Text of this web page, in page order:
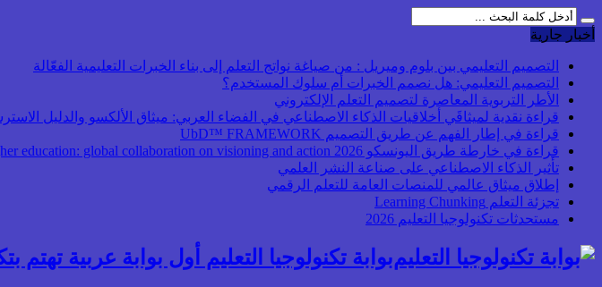
أخبار جارية
التصميم التعليمي بين بلوم وميريل : من صياغة نواتج التعلم إلى بناء الخبرات التعليمية الفعّالة
التصميم التعليمي: هل نصمم الخبرات أم سلوك المستخدم؟
الأطر التربوية المعاصرة لتصميم التعلم الإلكتروني
قراءة نقدية لميثاقَي أخلاقيات الذكاء الاصطناعي في الفضاء العربي: ميثاق الألكسو والدليل
قراءة في إطار الفهم عن طريق التصميم UbD™ FRAMEWORK
قراءة في خارطة طريق اليونسكو 2026 Transforming higher education: global collaboration on visioning and action
تأثير الذكاء الاصطناعي على صناعة النشر العلمي
إطلاق ميثاق عالمي للمنصات العامة للتعلم الرقمي
تجزئة التعلم Learning Chunking
مستحدثات تكنولوجيا التعليم 2026
بوابة تكنولوجيا التعليم أول بوابة عربية تهتم